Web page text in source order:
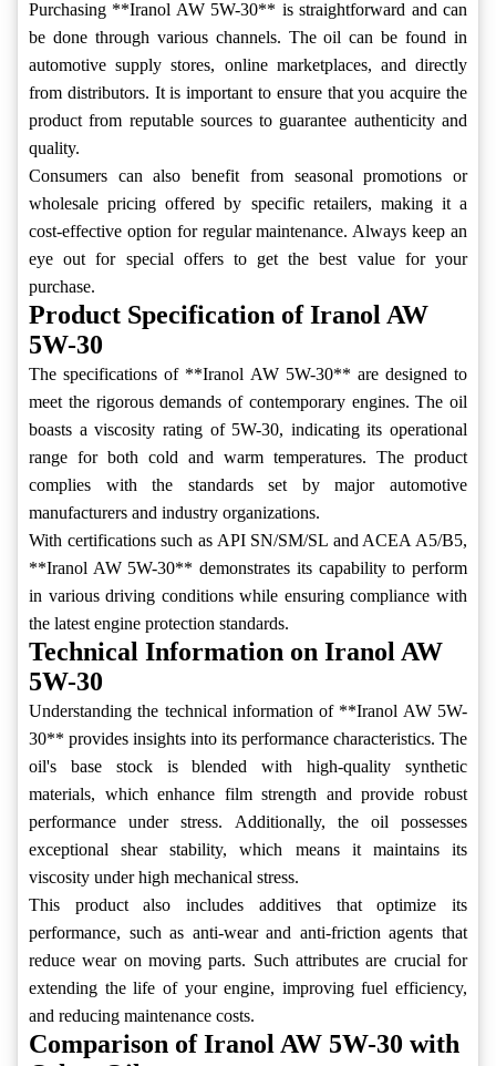
Purchasing **Iranol AW 5W-30** is straightforward and can
be done through various channels. The oil can be found in
automotive supply stores, online marketplaces, and directly
from distributors. It is important to ensure that you acquire the
product from reputable sources to guarantee authenticity and
quality.
Consumers can also benefit from seasonal promotions or
wholesale pricing offered by specific retailers, making it a
cost-effective option for regular maintenance. Always keep an
eye out for special offers to get the best value for your
purchase.
Product Specification of Iranol AW
5W-30
The specifications of **Iranol AW 5W-30** are designed to
meet the rigorous demands of contemporary engines. The oil
boasts a viscosity rating of 5W-30, indicating its operational
range for both cold and warm temperatures. The product
complies with the standards set by major automotive
manufacturers and industry organizations.
With certifications such as API SN/SM/SL and ACEA A5/B5,
**Iranol AW 5W-30** demonstrates its capability to perform
in various driving conditions while ensuring compliance with
the latest engine protection standards.
Technical Information on Iranol AW
5W-30
Understanding the technical information of **Iranol AW 5W-
30** provides insights into its performance characteristics. The
oil's base stock is blended with high-quality synthetic
materials, which enhance film strength and provide robust
performance under stress. Additionally, the oil possesses
exceptional shear stability, which means it maintains its
viscosity under high mechanical stress.
This product also includes additives that optimize its
performance, such as anti-wear and anti-friction agents that
reduce wear on moving parts. Such attributes are crucial for
extending the life of your engine, improving fuel efficiency,
and reducing maintenance costs.
Comparison of Iranol AW 5W-30 with